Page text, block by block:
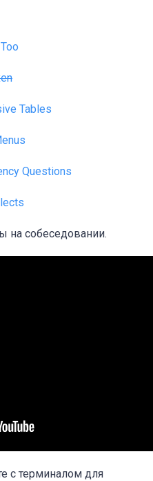
Tables
Questions
на собеседовании.
с терминалом для